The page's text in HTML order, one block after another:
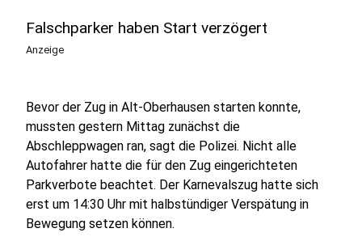
Falschparker haben Start verzögert
Anzeige
Bevor der Zug in Alt-Oberhausen starten konnte,
mussten gestern Mittag zunächst die
Abschleppwagen ran, sagt die Polizei. Nicht alle
Autofahrer hatte die für den Zug eingerichteten
Parkverbote beachtet. Der Karnevalszug hatte sich
erst um 14:30 Uhr mit halbstündiger Verspätung in
Bewegung setzen können.